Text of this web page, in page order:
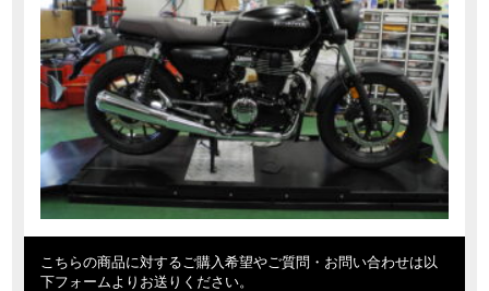
こちらの商品に対するご購入希望やご質問・お問い合わせは以
下フォームよりお送りください。